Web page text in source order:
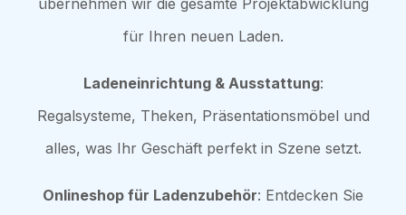
übernehmen wir die gesamte Projektabwicklung
für Ihren neuen Laden.
Ladeneinrichtung & Ausstattung:
Regalsysteme, Theken, Präsentationsmöbel und
alles, was Ihr Geschäft perfekt in Szene setzt.
Onlineshop für Ladenzubehör: Entdecken Sie